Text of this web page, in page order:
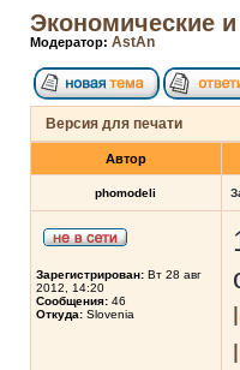
Экономические
Модератор: AstAn
Версия для печати
Автор
phomodeli
Зарегистрирован: Вт 28 авг
2012, 14:20
Сообщения: 46
Откуда: Slovenia